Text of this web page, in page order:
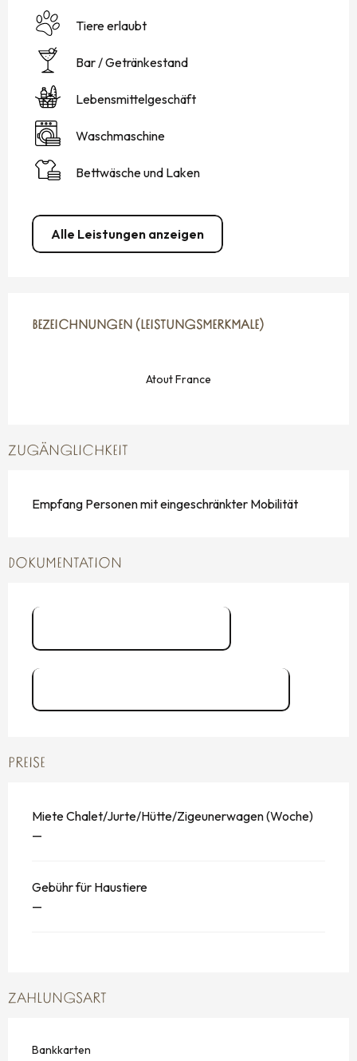
Tiere erlaubt
Bar / Getränkestand
Lebensmittelgeschäft
Waschmaschine
Bettwäsche und Laken
Alle Leistungen anzeigen
BEZEICHNUNGEN (LEISTUNGSMERKMALE)
BEZEICHNUNGEN (LEISTUNGSMERKMALE)
Atout France
ZUGÄNGLICHKEIT
Empfang Personen mit eingeschränkter Mobilität
DOKUMENTATION
PREISE
Miete Chalet/Jurte/Hütte/Zigeunerwagen (Woche)
—
Gebühr für Haustiere
—
ZAHLUNGSART
Bankkarten